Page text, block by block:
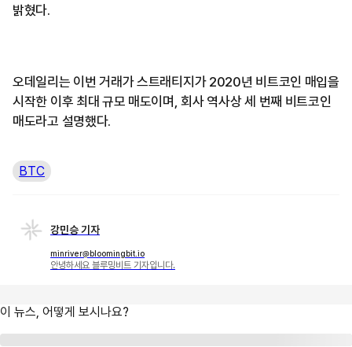
밝혔다.
오데일리는 이번 거래가 스트래티지가 2020년 비트코인 매입을
시작한 이후 최대 규모 매도이며, 회사 역사상 세 번째 비트코인
매도라고 설명했다.
BTC
강민승 기자
minriver@bloomingbit.io
안녕하세요 블루밍비트 기자입니다.
이 뉴스, 어떻게 보시나요?